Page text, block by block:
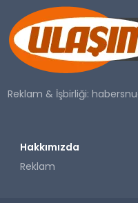
SAĞLIK
YAŞAM
Reklam & İşbirliği:
Hakkımızda
Reklam